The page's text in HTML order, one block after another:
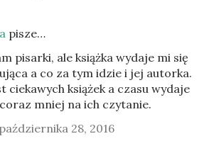
pisze…
pisarki, ale książka wydaje mi się
a co za tym idzie i jej autorka.
ciekawych książek a czasu wydaje
mniej na ich czytanie.
28, 2016